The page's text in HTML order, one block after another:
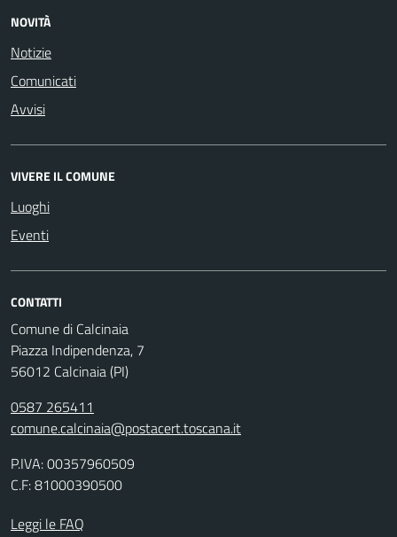
NOVITÀ
Notizie
Comunicati
Avvisi
VIVERE IL COMUNE
Luoghi
Eventi
CONTATTI
Comune di Calcinaia
Piazza Indipendenza, 7
56012 Calcinaia (PI)
0587 265411
comune.calcinaia@postacert.toscana.it
P.IVA: 00357960509
C.F: 81000390500
Leggi le FAQ